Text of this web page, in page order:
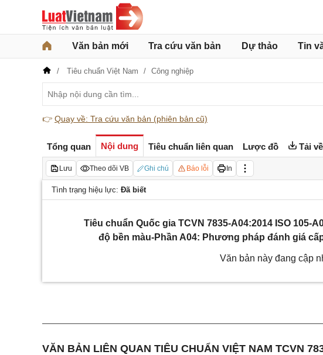
Văn bản mới Tra cứu văn bản Dự thảo Tin
Tiêu chuẩn Việt Nam Công nghiệp
👉 Quay về: Tra cứu văn bản (phiên bản cũ)
Tổng quan Nội dung Tiêu chuẩn liên quan Lược đồ Tải về
Lưu Theo dõi VB Ghi chú Báo lỗi In
Tình trạng hiệu lực: Đã biết
Tiêu chuẩn Quốc gia TCVN 7835-A04:2014 ISO 105-
độ bền màu-Phần A04: Phương pháp đánh giá
Văn bản này đang cập
VĂN BẢN LIÊN QUAN TIÊU CHUẨN VIỆT NAM TCVN